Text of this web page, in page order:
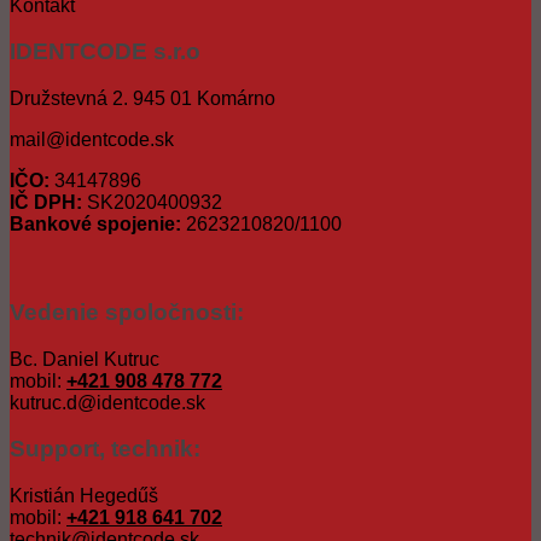
Kontakt
IDENTCODE s.r.o
Družstevná 2. 945 01 Komárno
mail@identcode.sk
IČO: 34147896
IČ DPH: SK2020400932
Bankové spojenie: 2623210820/1100
Vedenie spoločnosti:
Bc. Daniel Kutruc
mobil: +421 908 478 772
kutruc.d@identcode.sk
Support, technik:
Kristián Hegedűš
mobil: +421 918 641 702